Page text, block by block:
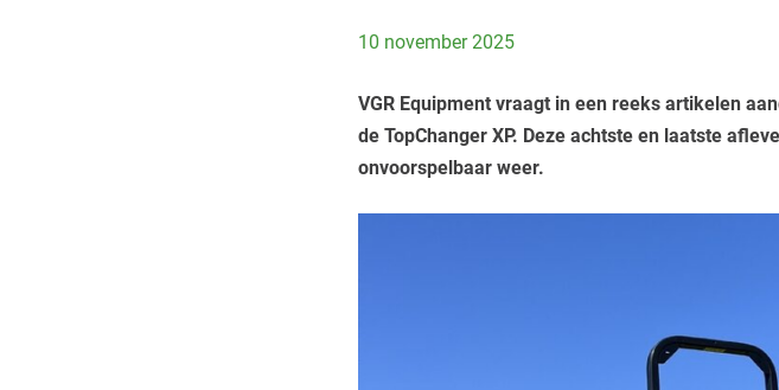
10 november 2025
VGR Equipment vraagt in een reeks artikelen
de TopChanger XP. Deze achtste en laatste
onvoorspelbaar weer.